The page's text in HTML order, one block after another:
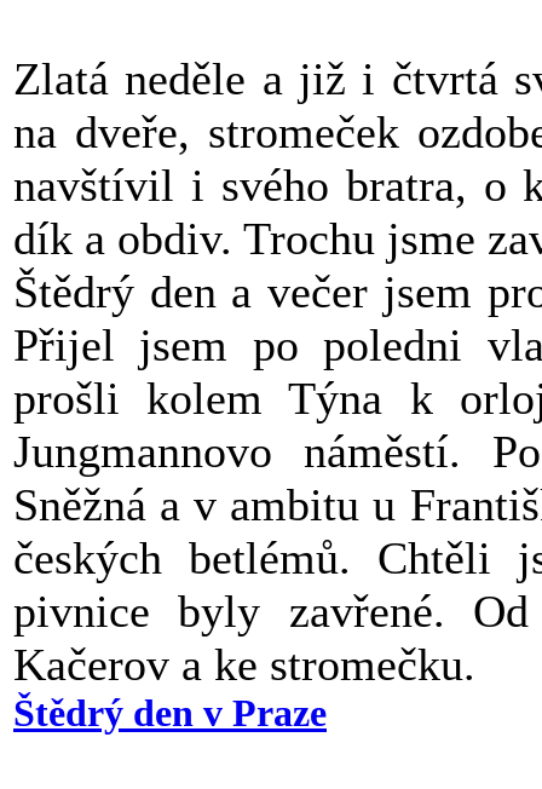
Zlatá neděle a již i čtvrtá
na dveře, stromeček
navštívil i svého bratra, o
dík a obdiv. Trochu jsme
Štědrý den a večer jsem
Přijel jsem po poledni
prošli kolem Týna k
Jungmannovo náměstí.
Sněžná a v ambitu u
českých betlémů. Chtěli
pivnice byly zavřené.
Kačerov a ke stromečku.
Štědrý den v Praze